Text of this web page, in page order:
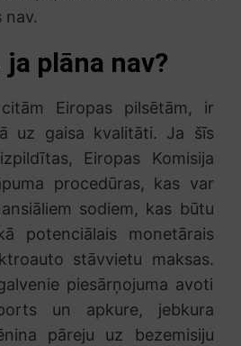
nav.
plāna nav?
Eiropas pilsētām, ir
uz gaisa kvalitāti. Ja šīs
Eiropas Komisija
procedūras, kas var
sodiem, kas būtu
potenciālais monetārais
stāvvietu maksas.
piesārņojuma avoti
un apkure, jebkura
pāreju uz bezemisiju